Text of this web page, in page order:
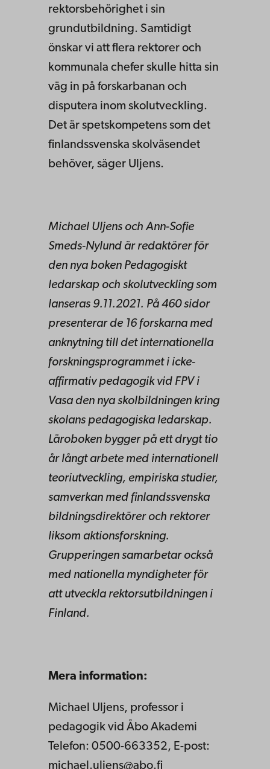
rektorsbehörighet i sin
grundutbildning. Samtidigt
önskar vi att flera rektorer och
kommunala chefer skulle hitta sin
väg in på forskarbanan och
disputera inom skolutveckling.
Det är spetskompetens som det
finlandssvenska skolväsendet
behöver, säger Uljens.
Michael Uljens och Ann-Sofie
Smeds-Nylund är redaktörer för
den nya boken Pedagogiskt
ledarskap och skolutveckling som
lanseras 9.11.2021. På 460 sidor
presenterar de 16 forskarna med
anknytning till det internationella
forskningsprogrammet i icke-
affirmativ pedagogik vid FPV i
Vasa den nya skolbildningen kring
skolans pedagogiska ledarskap.
Läroboken bygger på ett drygt tio
år långt arbete med internationell
teoriutveckling, empiriska studier,
samverkan med finlandssvenska
bildningsdirektörer och rektorer
liksom aktionsforskning.
Grupperingen samarbetar också
med nationella myndigheter för
att utveckla rektorsutbildningen i
Finland.
Mera information:
Michael Uljens, professor i
pedagogik vid Åbo Akademi
Telefon: 0500-663352, E-post:
michael.uljens@abo.fi